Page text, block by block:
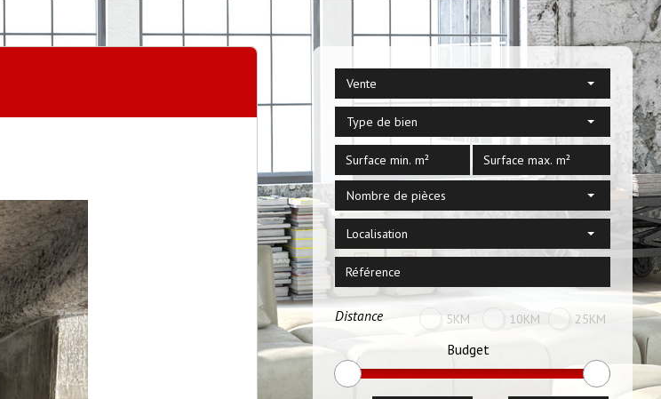
Vente
Type de bien
Nombre de pièces
Localisation
Distance 5KM 10KM 25KM
Budget